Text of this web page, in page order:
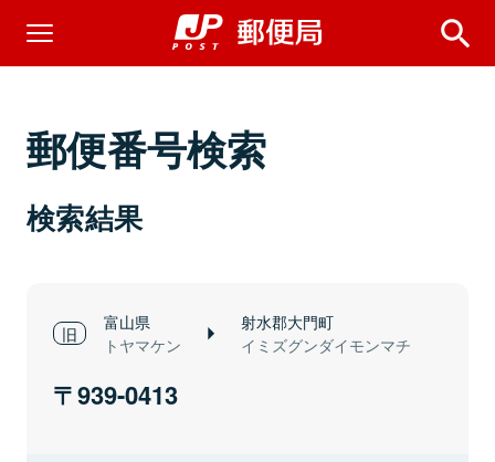
郵便番号検索
検索結果
富山県
トヤマケン
射水郡大門町
イミズグンダイモンマチ
939-0413